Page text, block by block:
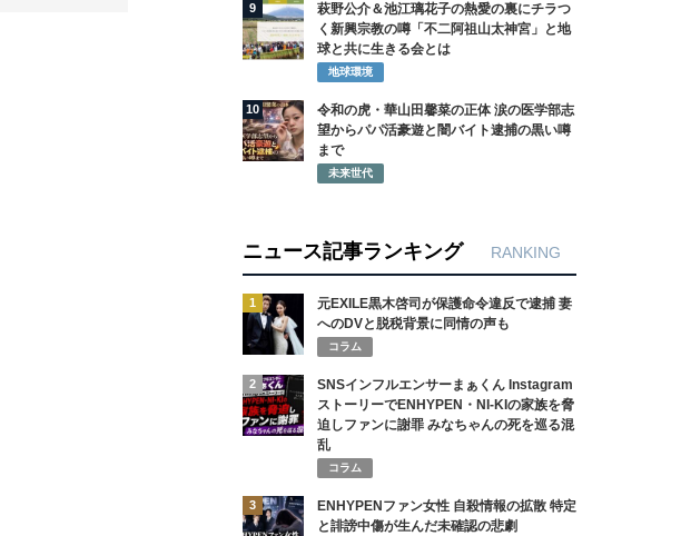
9
萩野公介＆池江璃花子の熱愛の裏にチラつ
く新興宗教の噂「不二阿祖山太神宮」と地
球と共に生きる会とは
地球環境
10
令和の虎・華山田馨菜の正体 涙の医学部志
望からパパ活豪遊と闇バイト逮捕の黒い噂
まで
未来世代
ニュース記事ランキング RANKING
1
元EXILE黒木啓司が保護命令違反で逮捕 妻
へのDVと脱税背景に同情の声も
コラム
2
SNSインフルエンサーまぁくん Instagram
ストーリーでENHYPEN・NI-KIの家族を脅
迫しファンに謝罪 みなちゃんの死を巡る混
乱
コラム
3
ENHYPENファン女性 自殺情報の拡散 特定
と誹謗中傷が生んだ未確認の悲劇